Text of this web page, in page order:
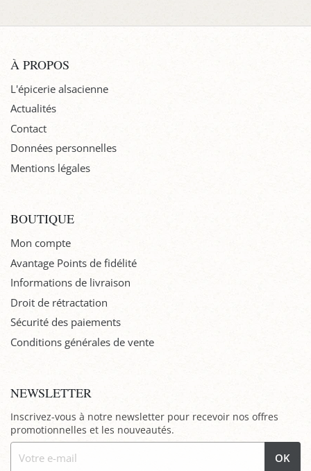
À PROPOS
L'épicerie alsacienne
Actualités
Contact
Données personnelles
Mentions légales
BOUTIQUE
Mon compte
Avantage Points de fidélité
Informations de livraison
Droit de rétractation
Sécurité des paiements
Conditions générales de vente
NEWSLETTER
Inscrivez-vous à notre newsletter pour recevoir nos offres
promotionnelles et les nouveautés.
OK